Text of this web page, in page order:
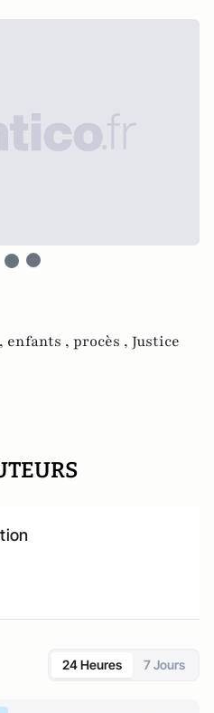
enfants , procès , Justice
24 Heures 7 Jours